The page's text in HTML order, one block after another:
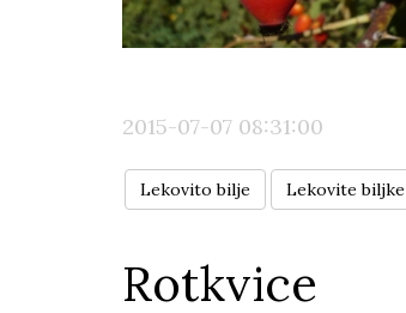
2015-07-07 08:31:00
Lekovito bilje Lekovite biljke
Rotkvice